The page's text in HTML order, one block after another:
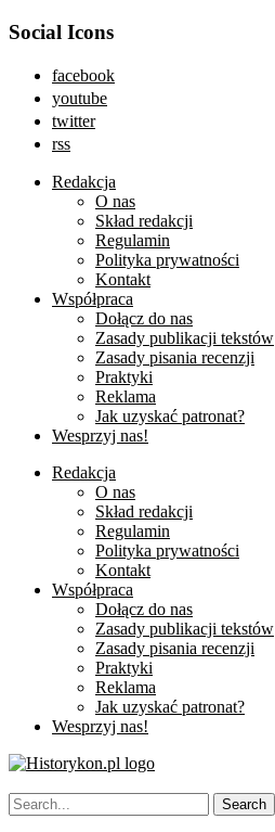
Social Icons
facebook
youtube
twitter
rss
Redakcja
O nas
Skład redakcji
Regulamin
Polityka prywatności
Kontakt
Współpraca
Dołącz do nas
Zasady publikacji tekstów
Zasady pisania recenzji
Praktyki
Reklama
Jak uzyskać patronat?
Wesprzyj nas!
Redakcja
O nas
Skład redakcji
Regulamin
Polityka prywatności
Kontakt
Współpraca
Dołącz do nas
Zasady publikacji tekstów
Zasady pisania recenzji
Praktyki
Reklama
Jak uzyskać patronat?
Wesprzyj nas!